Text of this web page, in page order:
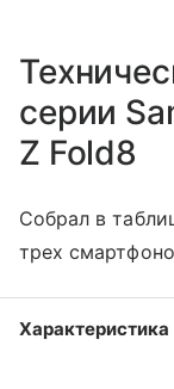
серии
Z Fold8
Собрал в
трех
Характеристика